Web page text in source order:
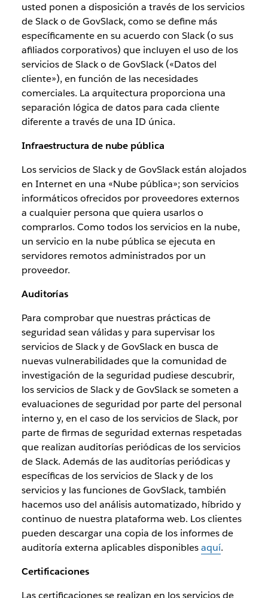
usted ponen a disposición a través de los servicios
de Slack o de GovSlack, como se define más
específicamente en su acuerdo con Slack (o sus
afiliados corporativos) que incluyen el uso de los
servicios de Slack o de GovSlack («Datos del
cliente»), en función de las necesidades
comerciales. La arquitectura proporciona una
separación lógica de datos para cada cliente
diferente a través de una ID única.
Infraestructura de nube pública
Los servicios de Slack y de GovSlack están alojados
en Internet en una «Nube pública»; son servicios
informáticos ofrecidos por proveedores externos
a cualquier persona que quiera usarlos o
comprarlos. Como todos los servicios en la nube,
un servicio en la nube pública se ejecuta en
servidores remotos administrados por un
proveedor.
Auditorías
Para comprobar que nuestras prácticas de
seguridad sean válidas y para supervisar los
servicios de Slack y de GovSlack en busca de
nuevas vulnerabilidades que la comunidad de
investigación de la seguridad pudiese descubrir,
los servicios de Slack y de GovSlack se someten a
evaluaciones de seguridad por parte del personal
interno y, en el caso de los servicios de Slack, por
parte de firmas de seguridad externas respetadas
que realizan auditorías periódicas de los servicios
de Slack. Además de las auditorías periódicas y
específicas de los servicios de Slack y de los
servicios y las funciones de GovSlack, también
hacemos uso del análisis automatizado, híbrido y
continuo de nuestra plataforma web. Los clientes
pueden descargar una copia de los informes de
auditoría externa aplicables disponiblesaquí.
Certificaciones
Las certificaciones se realizan en los servicios de